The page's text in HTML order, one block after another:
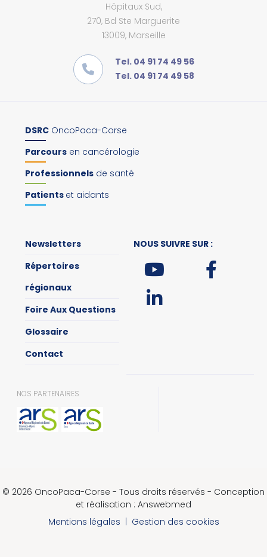
Hôpitaux Sud,
270, Bd Ste Marguerite
13009, Marseille
Tel. 04 91 74 49 56
Tel. 04 91 74 49 58
DSRC OncoPaca-Corse
Parcours en cancérologie
Professionnels de santé
Patients et aidants
Newsletters
Répertoires
régionaux
Foire Aux Questions
Glossaire
Contact
NOUS SUIVRE SUR :
NOS PARTENAIRES
© 2026 OncoPaca-Corse - Tous droits réservés - Conception
et réalisation : Answebmed
Mentions légales | Gestion des cookies